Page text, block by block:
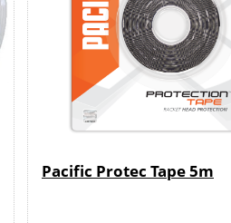
Pacific Protec Tape 5m